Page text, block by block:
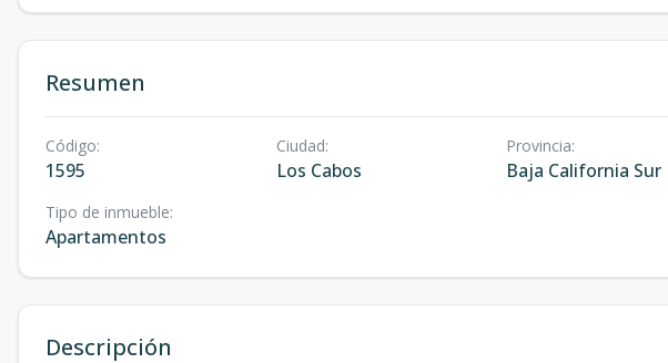
Resumen
Código:
1595
Ciudad:
Los Cabos
Provincia:
Baja California Sur
Tipo de inmueble:
Apartamentos
Descripción